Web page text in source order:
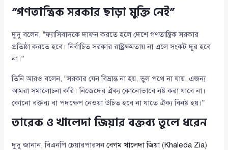
“গণতান্ত্রিক সরকার ছাড়া মুক্তি নেই”
দুদু বলেন, “ফ্যাসিবাদকে দাফন করতে হলে দেশে গণতান্ত্রিক সরকার
প্রতিষ্ঠা করতে হবে। নির্বাচিত সরকার রাষ্ট্রক্ষমতায় না এলে সংকট দূর হবে
না।”
তিনি আরও বলেন, “সরকার যেন বিভ্রান্ত না হয়, ভুল পথে না যায়, এজন্য
আমরা সমালোচনা করি। নিজেদের ঐক্য কোনোভাবে নষ্ট করা যাবে না।
কোনো বক্তব্য বা পদক্ষেপ নেওয়া উচিত হবে না যাতে ঐক্য বিনষ্ট হয়।”
তারেক ও খালেদা জিয়ার বক্তব্য তুলে ধরেন
দুদু জানান, বিএনপি চেয়ারপারসনবেগম খালেদা জিয়া(Khaleda Zia)